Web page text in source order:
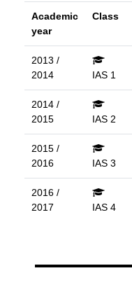
Academic
year
Class
2013 /
2014
IAS 1
2014 /
2015
IAS 2
2015 /
2016
IAS 3
2016 /
2017
IAS 4